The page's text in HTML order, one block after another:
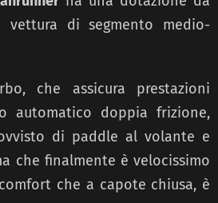
di segmento medio-
che assicura prestazioni
automatico doppia frizione,
di paddle al volante e
che finalmente è velocissimo
che a capote chiusa, è